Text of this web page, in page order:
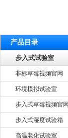
产品目录
步入式试验室
非标草莓视频官网
环境模拟试验室
步入式草莓视频官网
步入式湿度试验箱
高温老化试验室